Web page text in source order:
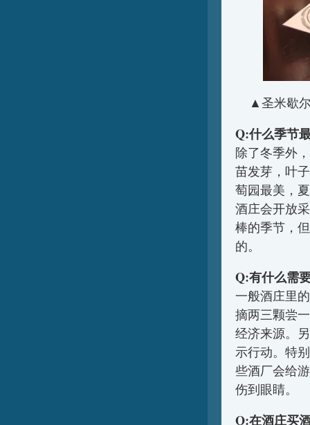
▲圣米歇
Q:什么季节
除了冬季外
苗发芽，叶
萄园最美，
酒庄会开放
棒的季节，
的。
Q:有什么需
一般酒庄里
摘两三颗尝
经济来源。
示行动。特
些酒厂会给
伤到眼睛。
Q:在酒庄买